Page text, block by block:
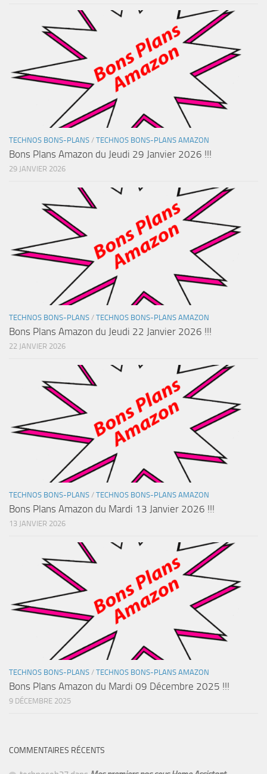
TECHNOS BONS-PLANS / TECHNOS BONS-PLANS AMAZON
Bons Plans Amazon du Jeudi 29 Janvier 2026 !!!
29 JANVIER 2026
TECHNOS BONS-PLANS / TECHNOS BONS-PLANS AMAZON
Bons Plans Amazon du Jeudi 22 Janvier 2026 !!!
22 JANVIER 2026
TECHNOS BONS-PLANS / TECHNOS BONS-PLANS AMAZON
Bons Plans Amazon du Mardi 13 Janvier 2026 !!!
13 JANVIER 2026
TECHNOS BONS-PLANS / TECHNOS BONS-PLANS AMAZON
Bons Plans Amazon du Mardi 09 Décembre 2025 !!!
9 DÉCEMBRE 2025
COMMENTAIRES RÉCENTS